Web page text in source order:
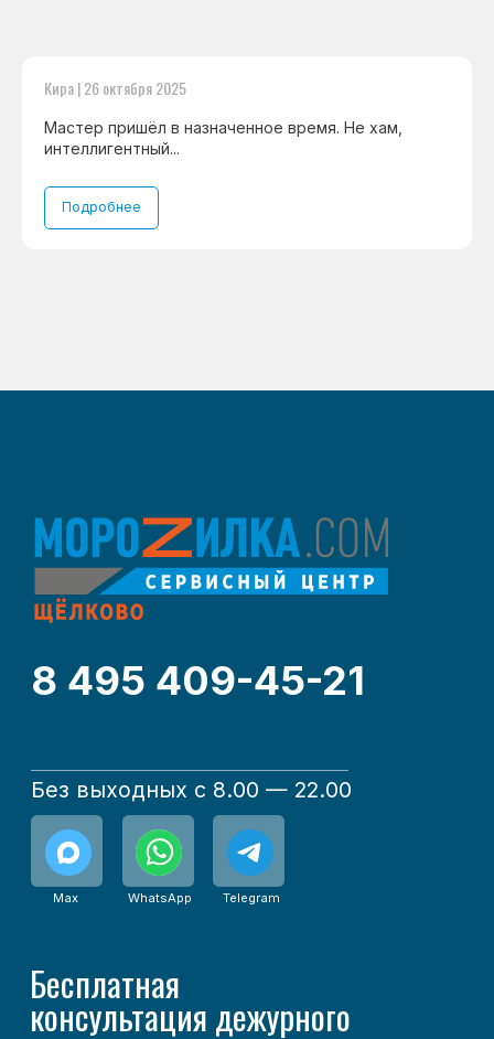
Кира | 26 октября 2025
Мастер пришёл в назначенное время. Не хам,
интеллигентный...
Подробнее